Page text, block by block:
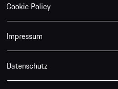
Cookie Policy
Impressum
Datenschutz